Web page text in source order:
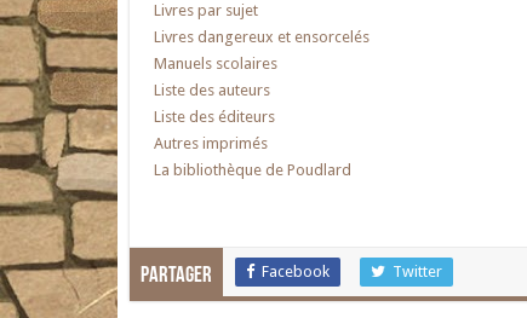
Livres par sujet
Livres dangereux et ensorcelés
Manuels scolaires
Liste des auteurs
Liste des éditeurs
Autres imprimés
La bibliothèque de Poudlard
Partager Facebook Twitter